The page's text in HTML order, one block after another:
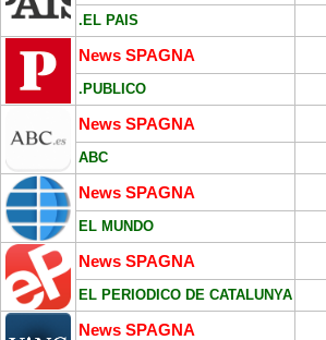
.EL PAIS
News SPAGNA
.PUBLICO
News SPAGNA
ABC
News SPAGNA
EL MUNDO
News SPAGNA
EL PERIODICO DE CATALUNYA
News SPAGNA